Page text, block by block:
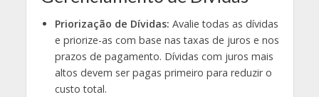
Priorização de Dívidas: Avalie todas as dívidas
e priorize-as com base nas taxas de juros e nos
prazos de pagamento. Dívidas com juros mais
altos devem ser pagas primeiro para reduzir o
custo total.